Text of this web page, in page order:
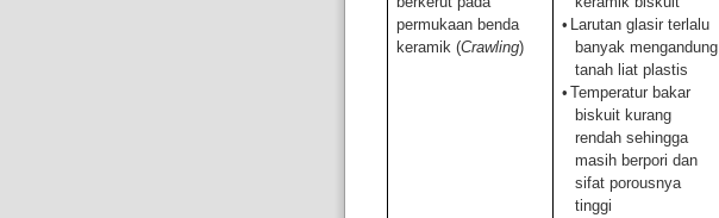
permukaan benda
keramik (Crawling)
• Larutan glasir terlalu
banyak mengandung
tanah liat plastis
• Temperatur bakar
biskuit kurang
rendah sehingga
masih berpori dan
sifat porousnya
tinggi